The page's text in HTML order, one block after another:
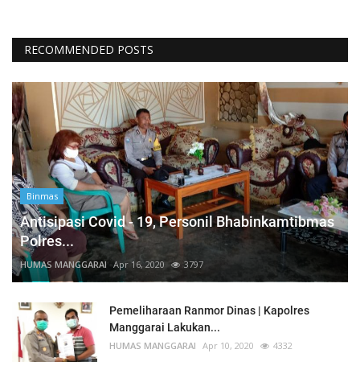
RECOMMENDED POSTS
Binmas
Antisipasi Covid - 19, Personil Bhabinkamtibmas
Polres...
HUMAS MANGGARAI Apr 16, 2020 3797
Pemeliharaan Ranmor Dinas | Kapolres
Manggarai Lakukan...
HUMAS MANGGARAI Apr 10, 2020 4332